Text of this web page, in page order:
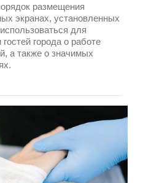
размещения
экранах, установленных
для
города о работе
а также о значимых